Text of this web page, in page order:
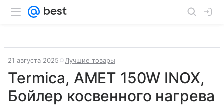
21 августа 2025 Лучшие товары
Termica, AMET 150W INOX,
Бойлер косвенного нагрева